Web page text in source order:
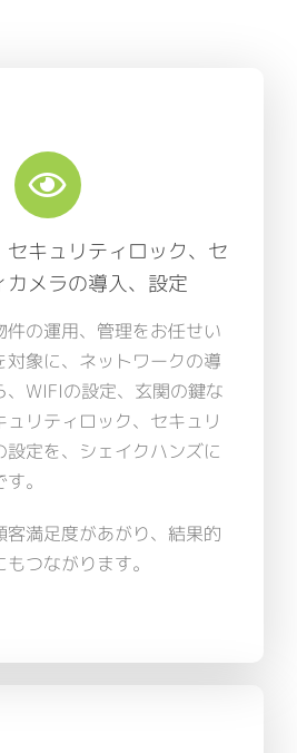
キュリティロック、セ
カメラの導入、設定
件の運用、管理をお任せい
対象に、ネットワークの導
、WIFIの設定、玄関の鍵な
ュリティロック、セキュリ
設定を、シェイクハンズに
。
客満足度があがり、結果的
つながります。